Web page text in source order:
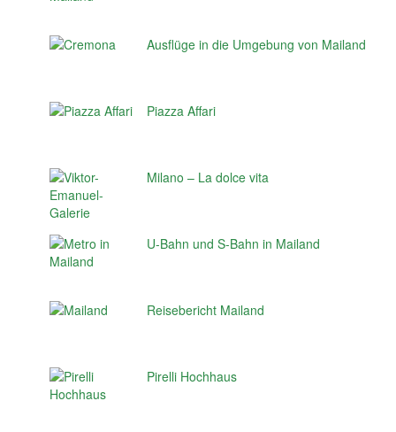
Ausflüge in die Umgebung von Mailand
Piazza Affari
Milano – La dolce vita
U-Bahn und S-Bahn in Mailand
Reisebericht Mailand
Pirelli Hochhaus